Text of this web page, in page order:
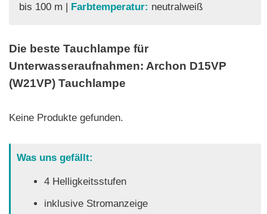
bis 100 m | Farbtemperatur: neutralweiß
Die beste Tauchlampe für
Unterwasseraufnahmen: Archon D15VP
(W21VP) Tauchlampe
Keine Produkte gefunden.
Was uns gefällt:
4 Helligkeitsstufen
inklusive Stromanzeige